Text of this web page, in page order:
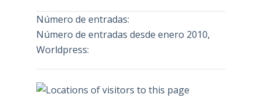
Número de entradas:
Número de entradas desde enero 2010,
Worldpress: